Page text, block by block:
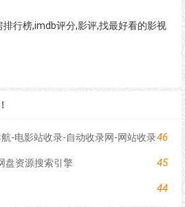
排行榜,imdb评分,影评,找最好看的影视
-电影站收录-自动收录网-网站收录46
盘资源搜索引擎 45
44